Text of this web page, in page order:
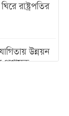
রাষ্ট্রপতির
উন্নয়ন